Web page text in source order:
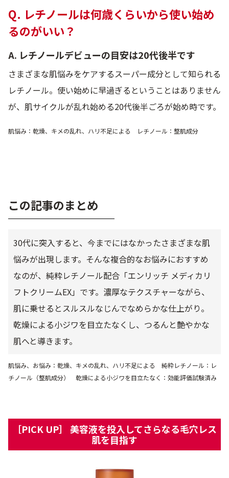
Q. レチノールは何歳くらいから使い始め
るのがいい？
A. レチノールデビューの目安は20代後半です
さまざまな肌悩みをケアするスーパー成分として知られる
レチノール。使い始めに早過ぎるということはありません
が、肌サイクルが乱れ始める20代後半ごろが始め時です。
肌悩み：乾燥、キメの乱れ、ハリ不足による レチノール：整肌成分
この記事のまとめ
30代に突入すると、今までにはなかったさまざまな肌
悩みが出現します。そんな複合的なお悩みにおすすめ
なのが、純粋レチノール配合「エンリッチ メディカリ
フトクリームEX」です。濃厚なテクスチャーながら、
肌に乗せるとスルスルなじんでなめらかな仕上がり。
乾燥による小ジワを目立たなくし、つるんと艶やかな
肌へと導きます。
肌悩み、お悩み：乾燥、キメの乱れ、ハリ不足による 純粋レチノール：レ
チノール（整肌成分） 乾燥による小ジワを目立たなく：効能評価試験済み
［PICK UP］ 美容液を投入してさらなる毛穴レス
肌を目指す